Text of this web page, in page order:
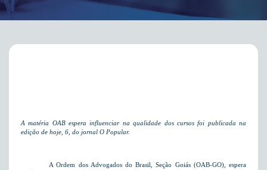
A matéria OAB espera influenciar na qualidade dos cursos foi publicada na
edição de hoje, 6, do jornal O Popular.
A Ordem dos Advogados do Brasil, Seção Goiás (OAB-GO), espera